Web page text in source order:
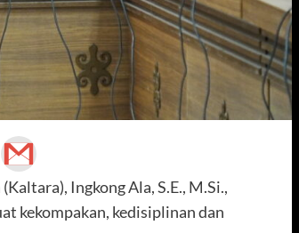
Ingkong Ala, S.E., M.Si.,
kekompakan, kedisiplinan dan